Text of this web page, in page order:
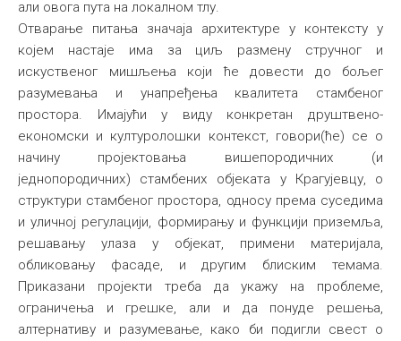
али овога пута на локалном тлу.
Отварање питања значаја архитектуре у контексту у
којем настаје има за циљ размену стручног и
искуственог мишљења који ће довести до бољег
разумевања и унапређења квалитета стамбеног
простора. Имајући у виду конкретан друштвено-
економски и културолошки контекст, говори(ће) се о
начину пројектовања вишепородичних (и
једнопородичних) стамбених објеката у Крагујевцу, о
структури стамбеног простора, односу према суседима
и уличној регулацији, формирању и функцији приземља,
решавању улаза у објекат, примени материјала,
обликовању фасаде, и другим блиским темама.
Приказани пројекти треба да укажу на проблеме,
ограничења и грешке, али и да понуде решења,
алтернативу и разумевање, како би подигли свест о